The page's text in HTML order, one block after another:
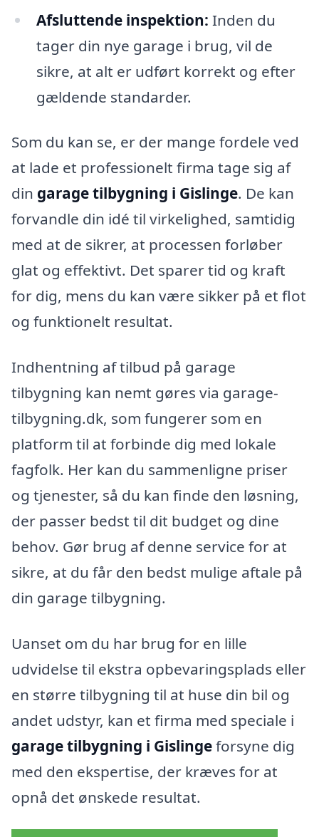
Afsluttende inspektion: Inden du
tager din nye garage i brug, vil de
sikre, at alt er udført korrekt og efter
gældende standarder.
Som du kan se, er der mange fordele ved
at lade et professionelt firma tage sig af
din garage tilbygning i Gislinge. De kan
forvandle din idé til virkelighed, samtidig
med at de sikrer, at processen forløber
glat og effektivt. Det sparer tid og kraft
for dig, mens du kan være sikker på et flot
og funktionelt resultat.
Indhentning af tilbud på garage
tilbygning kan nemt gøres via garage-
tilbygning.dk, som fungerer som en
platform til at forbinde dig med lokale
fagfolk. Her kan du sammenligne priser
og tjenester, så du kan finde den løsning,
der passer bedst til dit budget og dine
behov. Gør brug af denne service for at
sikre, at du får den bedst mulige aftale på
din garage tilbygning.
Uanset om du har brug for en lille
udvidelse til ekstra opbevaringsplads eller
en større tilbygning til at huse din bil og
andet udstyr, kan et firma med speciale i
garage tilbygning i Gislingeforsyne dig
med den ekspertise, der kræves for at
opnå det ønskede resultat.